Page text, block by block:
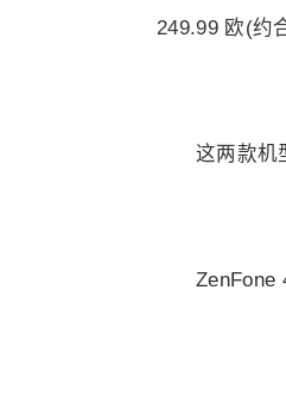
249.99 欧(约
这两款机
ZenFone